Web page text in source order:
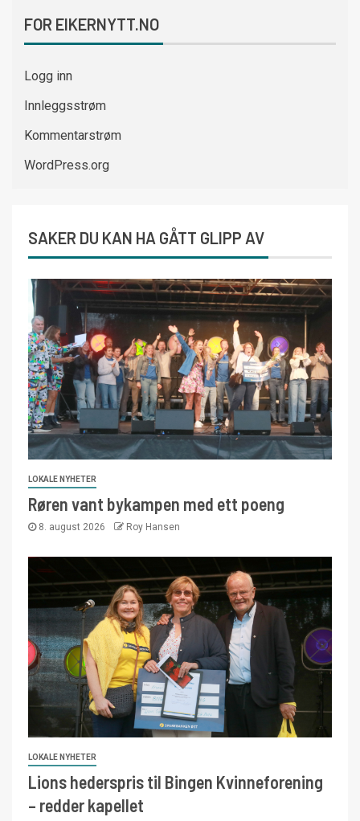
FOR EIKERNYTT.NO
Logg inn
Innleggsstrøm
Kommentarstrøm
WordPress.org
SAKER DU KAN HA GÅTT GLIPP AV
LOKALE NYHETER
Røren vant bykampen med ett poeng
8. august 2026 Roy Hansen
LOKALE NYHETER
Lions hederspris til Bingen Kvinneforening
– redder kapellet